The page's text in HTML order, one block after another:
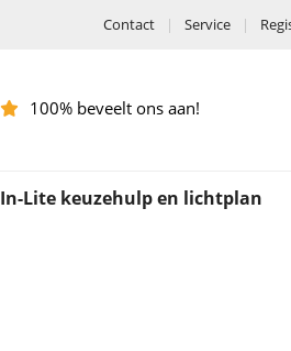
|
Service
|
Contact
100% beveelt ons aan!
In-Lite keuzehulp en lichtplan